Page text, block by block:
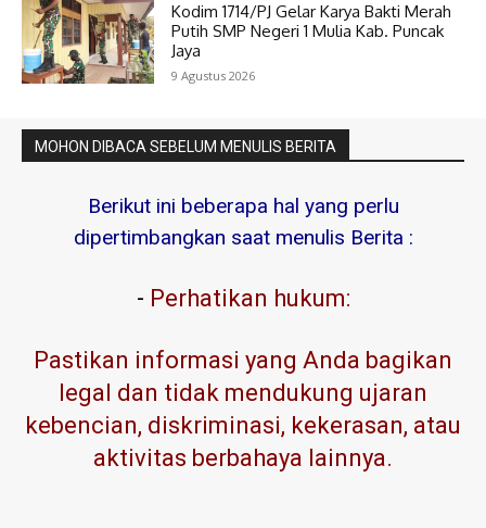
Kodim 1714/PJ Gelar Karya Bakti Merah
Putih SMP Negeri 1 Mulia Kab. Puncak
Jaya
9 Agustus 2026
MOHON DIBACA SEBELUM MENULIS BERITA
Berikut ini beberapa hal yang perlu
dipertimbangkan saat menulis Berita :
- Perhatikan hukum:
Pastikan informasi yang Anda bagikan
legal dan tidak mendukung ujaran
kebencian, diskriminasi, kekerasan, atau
aktivitas berbahaya lainnya.